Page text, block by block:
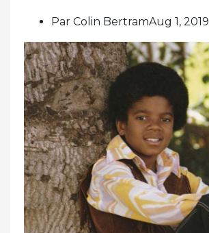
Par Colin BertramAug 1, 2019